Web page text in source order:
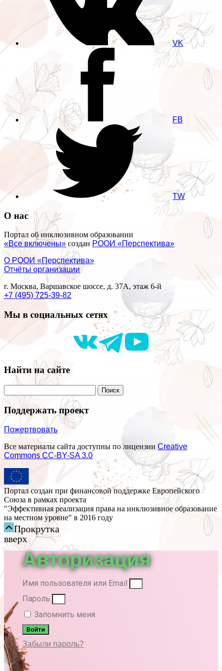
VK
FB
TW
О нас
Портал об инклюзивном образовании
«Все включены» создан РООИ «Перспектива»
О РООИ «Перспектива»
Отчёты организации
г. Москва, Варшавское шоссе, д. 37А, этаж 6-й
+7 (495) 725-39-82
Мы в социальных сетях
Найти на сайте
Поддержать проект
Пожертвовать
Все материалы сайта доступны по лицензии Creative
Commons СС-BY-SA 3.0
Портал создан при финансовой поддержке Европейского
Союза в рамках проекта
"Эффективная реализация права на инклюзивное образование
на местном уровне" в 2016 году
Прокрутка
вверх
Авторизация
Имя пользователя или Email
Пароль
Запомнить меня
Войти
Забыли пароль?